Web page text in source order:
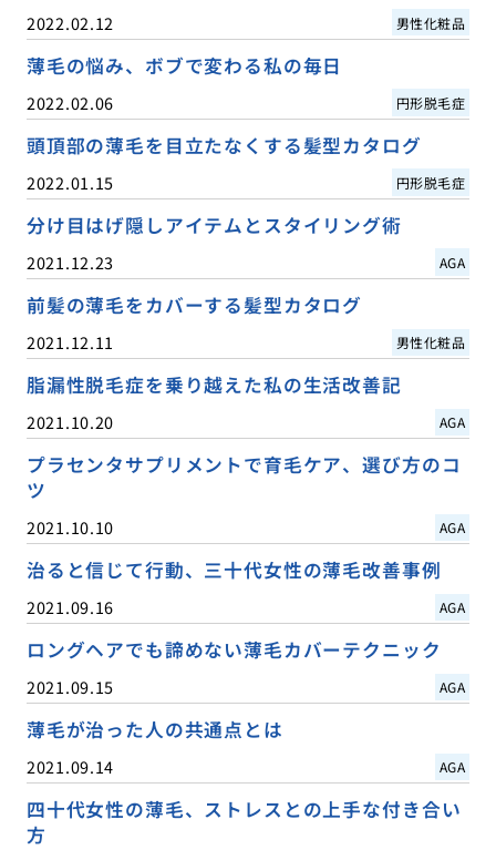
2022.02.12 男性化粧品
薄毛の悩み、ボブで変わる私の毎日
2022.02.06 円形脱毛症
頭頂部の薄毛を目立たなくする髪型カタログ
2022.01.15 円形脱毛症
分け目はげ隠しアイテムとスタイリング術
2021.12.23 AGA
前髪の薄毛をカバーする髪型カタログ
2021.12.11 男性化粧品
脂漏性脱毛症を乗り越えた私の生活改善記
2021.10.20 AGA
プラセンタサプリメントで育毛ケア、選び方のコ
ツ
2021.10.10 AGA
治ると信じて行動、三十代女性の薄毛改善事例
2021.09.16 AGA
ロングヘアでも諦めない薄毛カバーテクニック
2021.09.15 AGA
薄毛が治った人の共通点とは
2021.09.14 AGA
四十代女性の薄毛、ストレスとの上手な付き合い
方